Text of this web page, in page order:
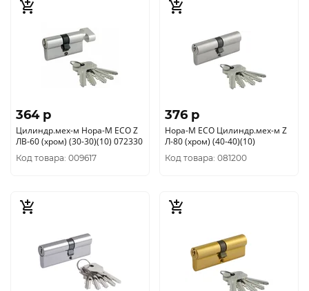
364 p
Цилиндр.мех-м Нора-М ЕСО Z
ЛВ-60 (хром) (30-30)(10) 072330
Код товара: 009617
376 p
Нора-М ЕСО Цилиндр.мех-м Z
Л-80 (хром) (40-40)(10)
Код товара: 081200